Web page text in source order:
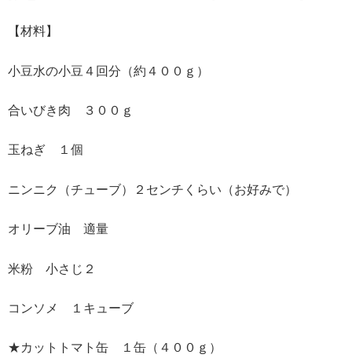
【材料】
小豆水の小豆４回分（約４００ｇ）
合いびき肉 ３００ｇ
玉ねぎ １個
ニンニク（チューブ）２センチくらい（お好みで）
オリーブ油 適量
米粉 小さじ２
コンソメ １キューブ
★カットトマト缶 １缶（４００ｇ）